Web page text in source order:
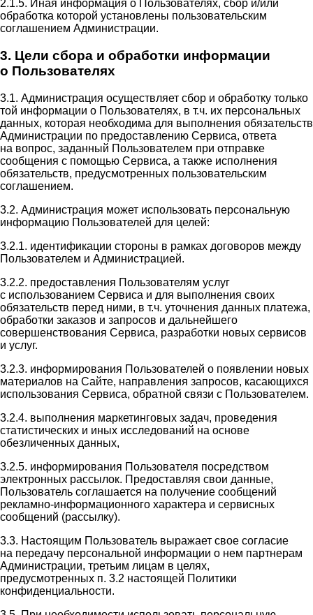
2.1.5. Иная информация о Пользователях, сбор и/или
обработка которой установлены пользовательским
соглашением Администрации.
3. Цели сбора и обработки информации
о Пользователях
3.1. Администрация осуществляет сбор и обработку только
той информации о Пользователях, в т.ч. их персональных
данных, которая необходима для выполнения обязательств
Администрации по предоставлению Сервиса, ответа
на вопрос, заданный Пользователем при отправке
сообщения с помощью Сервиса, а также исполнения
обязательств, предусмотренных пользовательским
соглашением.
3.2. Администрация может использовать персональную
информацию Пользователей для целей:
3.2.1. идентификации стороны в рамках договоров между
Пользователем и Администрацией.
3.2.2. предоставления Пользователям услуг
с использованием Сервиса и для выполнения своих
обязательств перед ними, в т.ч. уточнения данных платежа,
обработки заказов и запросов и дальнейшего
совершенствования Сервиса, разработки новых сервисов
и услуг.
3.2.3. информирования Пользователей о появлении новых
материалов на Сайте, направления запросов, касающихся
использования Сервиса, обратной связи с Пользователем.
3.2.4. выполнения маркетинговых задач, проведения
статистических и иных исследований на основе
обезличенных данных,
3.2.5. информирования Пользователя посредством
электронных рассылок. Предоставляя свои данные,
Пользователь соглашается на получение сообщений
рекламно-информационного характера и сервисных
сообщений (рассылку).
3.3. Настоящим Пользователь выражает свое согласие
на передачу персональной информации о нем партнерам
Администрации, третьим лицам в целях,
предусмотренных п. 3.2 настоящей Политики
конфиденциальности.